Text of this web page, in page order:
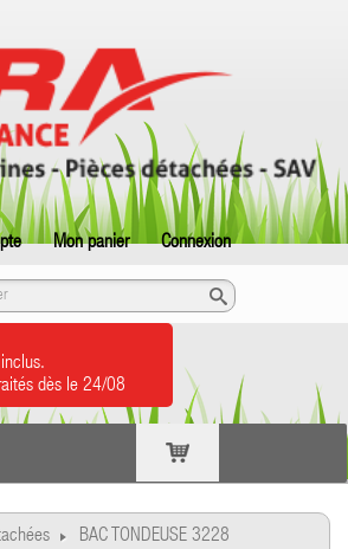
Mon panier Connexion
dès le 24/08
BAC TONDEUSE 3228